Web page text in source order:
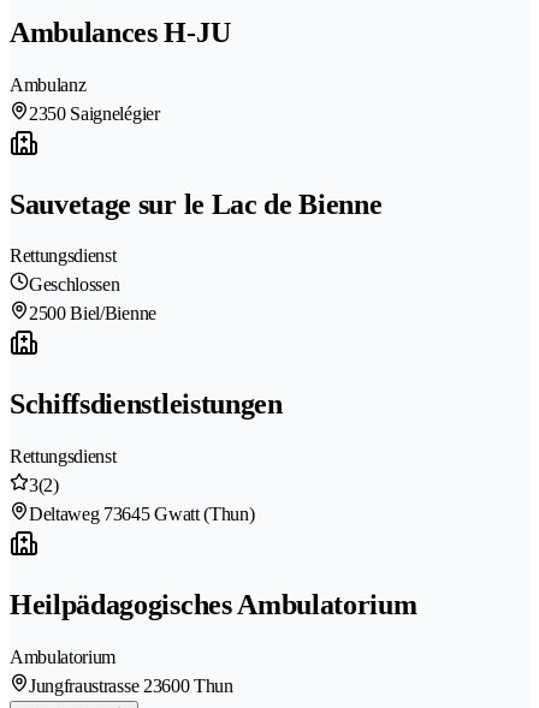
Ambulances H-JU
Ambulanz
2350 Saignelégier
Sauvetage sur le Lac de Bienne
Rettungsdienst
Geschlossen
2500 Biel/Bienne
Schiffsdienstleistungen
Rettungsdienst
3(2)
Deltaweg 73645 Gwatt (Thun)
Heilpädagogisches Ambulatorium
Ambulatorium
Jungfraustrasse 23600 Thun